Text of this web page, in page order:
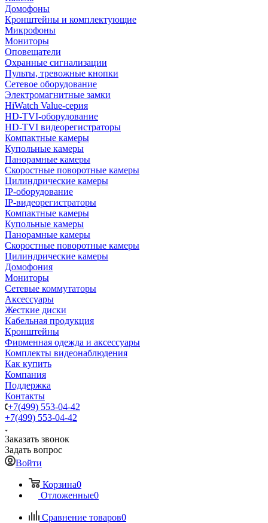
Домофоны
Кронштейны и комплектующие
Микрофоны
Мониторы
Оповещатели
Охранные сигнализации
Пульты, тревожные кнопки
Сетевое оборудование
Электромагнитные замки
HiWatch Value-серия
HD-TVI-оборудование
HD-TVI видеорегистраторы
Компактные камеры
Купольные камеры
Панорамные камеры
Скоростные поворотные камеры
Цилиндрические камеры
IP-оборудование
IP-видеорегистраторы
Компактные камеры
Купольные камеры
Панорамные камеры
Скоростные поворотные камеры
Цилиндрические камеры
Домофония
Мониторы
Сетевые коммутаторы
Аксессуары
Жесткие диски
Кабельная продукция
Кронштейны
Фирменная одежда и аксессуары
Комплекты видеонаблюдения
Как купить
Компания
Поддержка
Контакты
+7(499) 553-04-42
+7(499) 553-04-42
Заказать звонок
Задать вопрос
Войти
Корзина0
Отложенные0
Сравнение товаров0